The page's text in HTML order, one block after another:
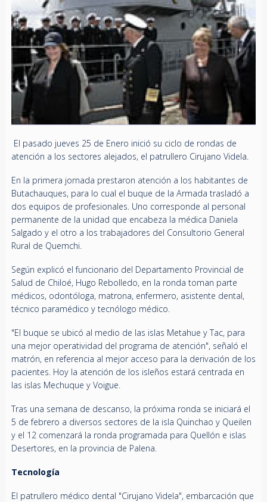
El pasado jueves 25 de Enero inició su ciclo de rondas de
atención a los sectores alejados, el patrullero Cirujano Videla.
En la primera jornada prestaron atención a los habitantes de
Butachauques, para lo cual el buque de la Armada trasladó a
dos equipos de profesionales. Uno corresponde al personal
permanente de la unidad que encabeza la médica Daniela
Salgado y el otro a los trabajadores del Consultorio General
Rural de Quemchi.
Según explicó el funcionario del Departamento Provincial de
Salud de Chiloé, Hugo Rebolledo, en la ronda toman parte
médicos, odontóloga, matrona, enfermero, asistente dental,
técnico paramédico y tecnólogo médico.
"El buque se ubicó al medio de las islas Metahue y Tac, para
una mejor operatividad del programa de atención", señaló el
matrón, en referencia al mejor acceso para la derivación de los
pacientes. Hoy la atención de los isleños estará centrada en
las islas Mechuque y Voigue.
Tras una semana de descanso, la próxima ronda se iniciará el
5 de febrero a diversos sectores de la isla Quinchao y Queilen
y el 12 comenzará la ronda programada para Quellón e islas
Desertores, en la provincia de Palena.
Tecnología
El patrullero médico dental "Cirujano Videla", embarcación que